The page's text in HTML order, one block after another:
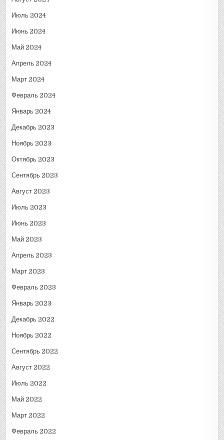
Июль 2024
Июнь 2024
Май 2024
Апрель 2024
Март 2024
Февраль 2024
Январь 2024
Декабрь 2023
Ноябрь 2023
Октябрь 2023
Сентябрь 2023
Август 2023
Июль 2023
Июнь 2023
Май 2023
Апрель 2023
Март 2023
Февраль 2023
Январь 2023
Декабрь 2022
Ноябрь 2022
Сентябрь 2022
Август 2022
Июль 2022
Май 2022
Март 2022
Февраль 2022